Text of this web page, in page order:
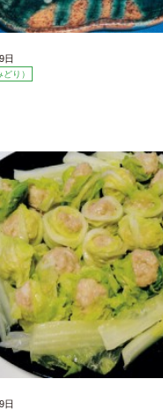
日
どり）
日